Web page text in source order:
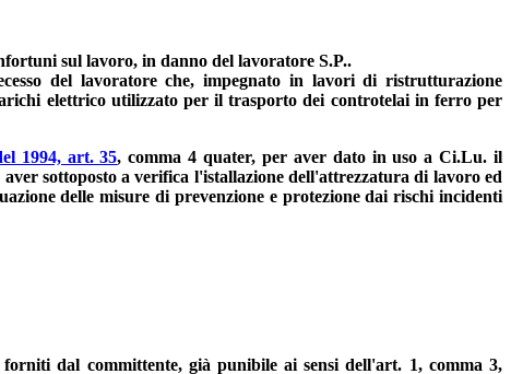
sul lavoro, in danno del lavoratore S.P..
del lavoratore che, impegnato in lavori di ristrutturazione
elettrico utilizzato per il trasporto dei controtelai in ferro per
1994, art. 35, comma 4 quater, per aver dato in uso a Ci.Lu. il
sottoposto a verifica l'istallazione dell'attrezzatura di lavoro ed
delle misure di prevenzione e protezione dai rischi incidenti
dal committente, già punibile ai sensi dell'art. 1, comma 3,